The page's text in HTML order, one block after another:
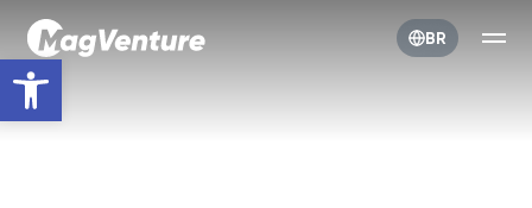
Open toolbar
BR